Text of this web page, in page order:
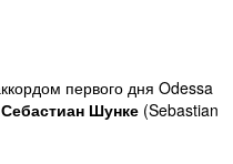
первого дня Odessa
Себастиан Шунке (Sebastian